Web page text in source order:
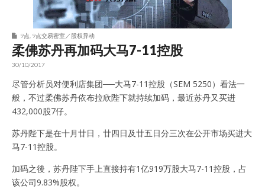
9点 9点交易密室／股权异动
柔佛苏丹再加码大马7-11控股
30/10/2017
尽管分析员对便利店集团──大马7-11控股（SEM 5250）看法一
般，不过柔佛苏丹依布拉欣陛下就持续加码，最近苏丹又买进
432,000股7仔。
苏丹陛下是在十月廿日，廿四日及廿五日分三次在公开市场买进大
马7-11控股。
加码之後，苏丹陛下手上直接持有1亿919万股大马7-11控股，占
该公司9.83%股权。